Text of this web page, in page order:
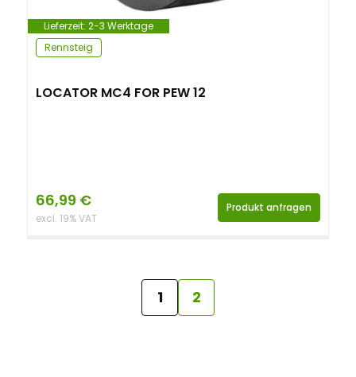
Lieferzeit: 2-3 Werktage
Rennsteig
LOCATOR MC4 FOR PEW 12
66,99 €
excl. 19% VAT
Produkt anfragen
1 2